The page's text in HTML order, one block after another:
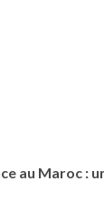
au Maroc :